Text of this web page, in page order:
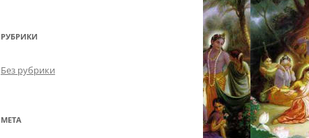
РУБРИКИ
Без рубрики
МЕТА